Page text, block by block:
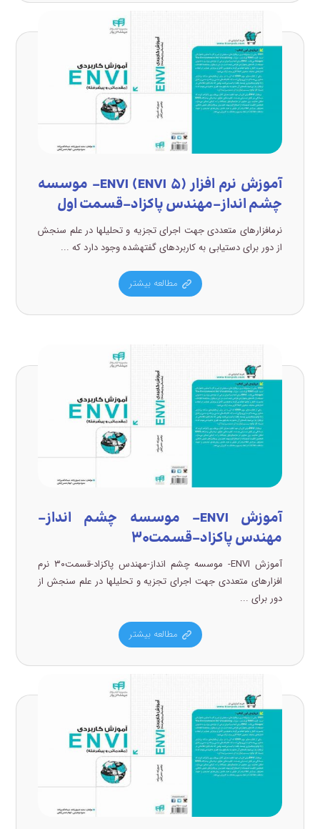
آموزش نرم افزار (ENVI (ENVI ۵- موسسه
چشم انداز-مهندس پاکزاد-قسمت اول
نرمافزارهای متعددی جهت اجرای تجزیه و تحلیلها در علم سنجش
از دور برای دستیابی به کاربردهای گفتهشده وجود دارد که ...
مطالعه بیشتر
آموزش ENVI- موسسه چشم انداز-
مهندس پاکزاد-قسمت۳۰
آموزش ENVI- موسسه چشم انداز-مهندس پاکزاد-قسمت۳۰ نرم
افزارهای متعددی جهت اجرای تجزیه و تحلیلها در علم سنجش از
دور برای ...
مطالعه بیشتر